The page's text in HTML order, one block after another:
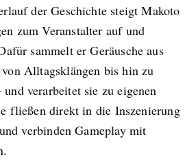
der Geschichte steigt Makoto
zum Veranstalter auf und
sammelt er Geräusche aus
Alltagsklängen bis hin zu
verarbeitet sie zu eigenen
fließen direkt in die Inszenierung
verbinden Gameplay mit